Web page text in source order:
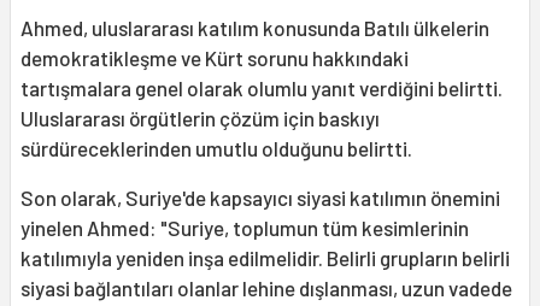
Ahmed, uluslararası katılım konusunda Batılı ülkelerin
demokratikleşme ve Kürt sorunu hakkındaki
tartışmalara genel olarak olumlu yanıt verdiğini belirtti.
Uluslararası örgütlerin çözüm için baskıyı
sürdüreceklerinden umutlu olduğunu belirtti.
Son olarak, Suriye'de kapsayıcı siyasi katılımın önemini
yinelen Ahmed: "Suriye, toplumun tüm kesimlerinin
katılımıyla yeniden inşa edilmelidir. Belirli grupların belirli
siyasi bağlantıları olanlar lehine dışlanması, uzun vadede